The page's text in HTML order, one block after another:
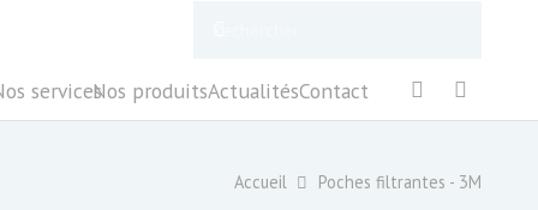
servicesNos produitsActualitésContact
Accueil Poches filtrantes - 3M